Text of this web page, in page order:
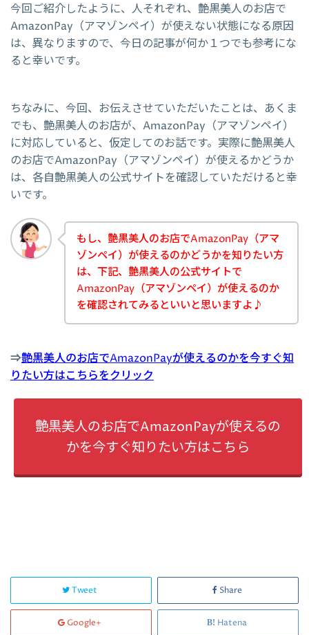
今回ご紹介したように、人それぞれ、艶黒美人のお店で
AmazonPay（アマゾンペイ）が使えない状態になる原因
は、異なりますので、今日の記事が何か１つでも参考にな
ると幸いです。
ちなみに、今回、お伝えさせていただいたことは、あくま
でも、艶黒美人のお店が、AmazonPay（アマゾンペイ）
に対応していると、仮定してのお話です。実際に艶黒美人
のお店でAmazonPay（アマゾンペイ）が使えるかどうか
は、各自艶黒美人の公式サイトを確認していただけると幸
いです。
もし、艶黒美人のお店でAmazonPay（アマ
ゾンペイ）が使えるのかどうかを知りたい方
は、下記、艶黒美人の公式サイトで
AmazonPay（アマゾンペイ）が使えるのか
を確認されてみるといいと思いますよ♪
⇒艶黒美人のお店でAmazonPayが使えるのかを今すぐ知
りたい方はこちらをクリック
艶黒美人のお店でAmazonPayが使えるの
かを今すぐ知りたい方はこちら
Tweet Share
Google+ Hatena